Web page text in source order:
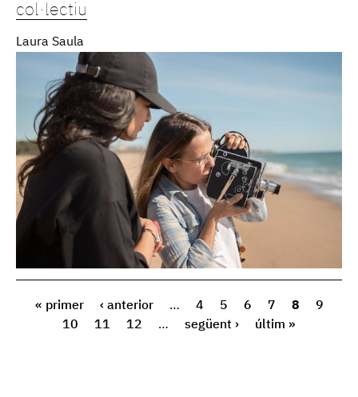
col·lectiu
Laura Saula
« primer ‹ anterior … 4 5 6 7 8
9
10
11 12 … següent › últim »